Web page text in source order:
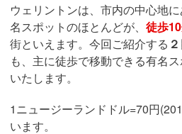
ウェリントンは、市内の中心地
名スポットのほとんどが、 徒歩
街といえます。今回ご紹介する
も、主に徒歩で移動できる有名
いたします。
1ニュージーランドドル=70円
います。